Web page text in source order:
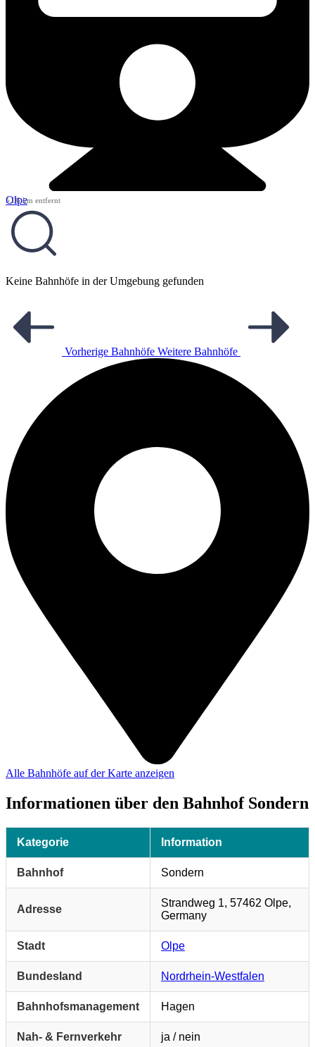
Olpe
5,06 km entfernt
Keine Bahnhöfe in der Umgebung gefunden
Vorherige Bahnhöfe Weitere Bahnhöfe
Alle Bahnhöfe auf der Karte anzeigen
Informationen über den Bahnhof Sondern
Kategorie Information
Bahnhof Sondern
Adresse
Strandweg 1, 57462 Olpe,
Germany
Stadt Olpe
Bundesland Nordrhein-Westfalen
Bahnhofsmanagement Hagen
Nah- & Fernverkehr ja / nein